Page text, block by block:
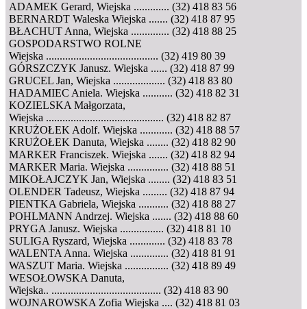
ADAMEK Gerard, Wiejska ............. (32) 418 83 56
BERNARDT Waleska Wiejska ....... (32) 418 87 95
BŁACHUT Anna, Wiejska .............. (32) 418 88 25
GOSPODARSTWO ROLNE
Wiejska ......................................... (32) 419 80 39
GÓRSZCZYK Janusz. Wiejska ...... (32) 418 87 99
GRUCEL Jan, Wiejska ................... (32) 418 83 80
HADAMIEC Aniela. Wiejska ........... (32) 418 82 31
KOZIELSKA Małgorzata,
Wiejska ........................................... (32) 418 82 87
KRUŻOŁEK Adolf. Wiejska ............ (32) 418 88 57
KRUŻOŁEK Danuta, Wiejska ........ (32) 418 82 90
MARKER Franciszek. Wiejska ....... (32) 418 82 94
MARKER Maria. Wiejska ............... (32) 418 88 51
MIKOŁAJCZYK Jan, Wiejska ........ (32) 418 83 51
OLENDER Tadeusz, Wiejska ......... (32) 418 87 94
PIENTKA Gabriela, Wiejska ........... (32) 418 88 27
POHLMANN Andrzej. Wiejska ....... (32) 418 88 60
PRYGA Janusz. Wiejska ................ (32) 418 81 10
SULIGA Ryszard, Wiejska ............. (32) 418 83 78
WALENTA Anna. Wiejska .............. (32) 418 81 91
WASZUT Maria. Wiejska ................ (32) 418 89 49
WESOŁOWSKA Danuta,
Wiejska.. ........................................ (32) 418 83 90
WOJNAROWSKA Zofia Wiejska .... (32) 418 81 03